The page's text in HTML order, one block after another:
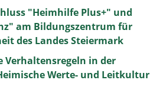
"Heimhilfe Plus+" und
am Bildungszentrum für
des Landes Steiermark
Verhaltensregeln in der
Werte- und Leitkultur